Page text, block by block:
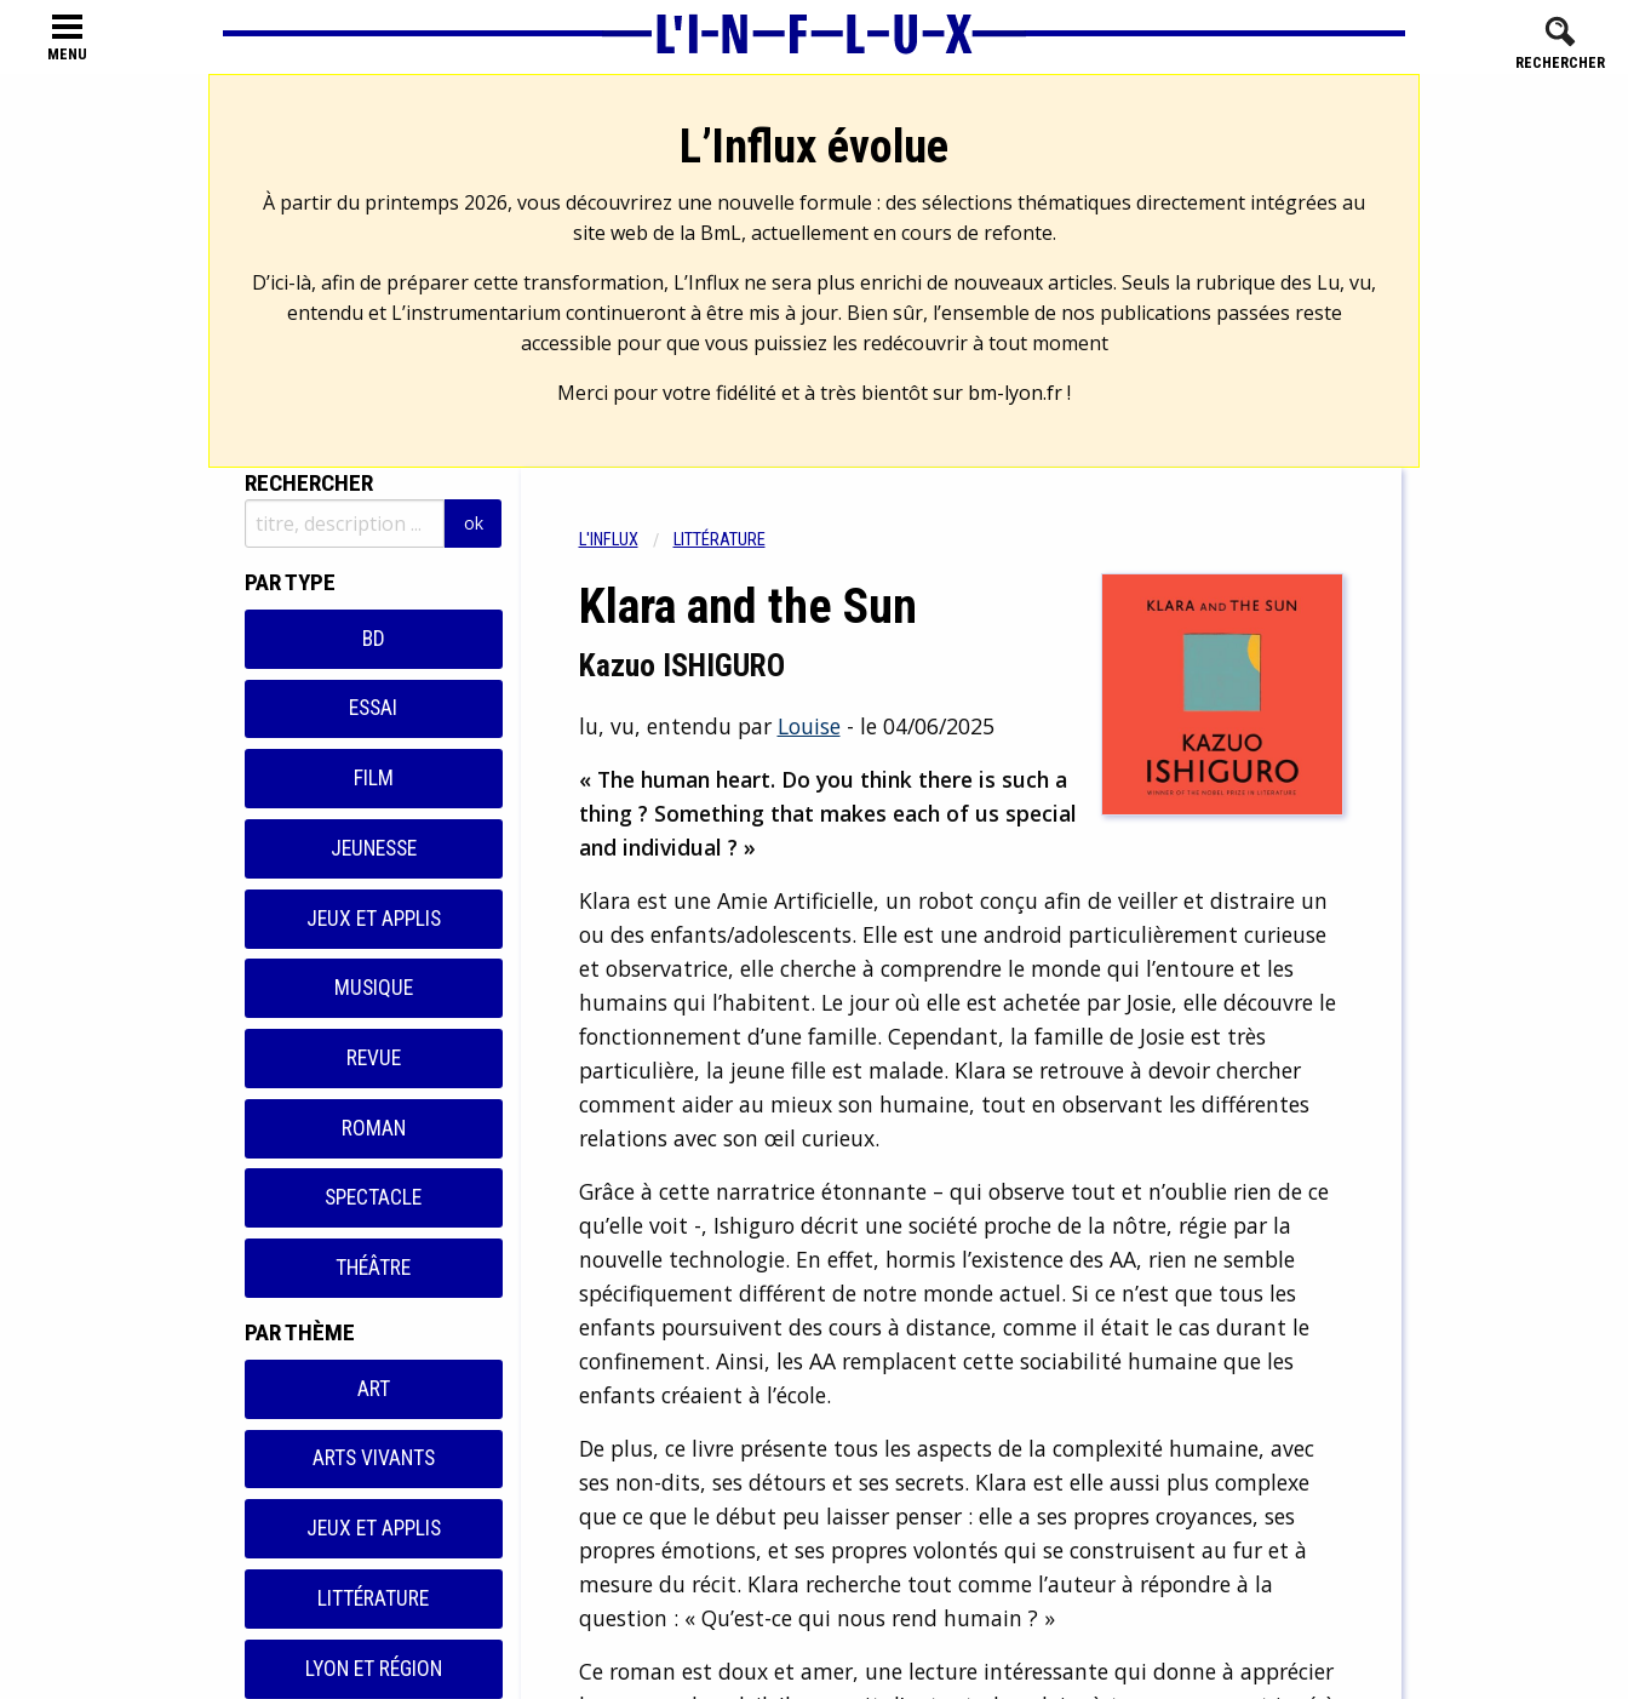
MENU RECHERCHER
L’Influx évolue
À partir du printemps 2026, vous découvrirez une nouvelle formule : des sélections thématiques directement intégrées au
site web de la BmL, actuellement en cours de refonte.
D’ici-là, afin de préparer cette transformation, L’Influx ne sera plus enrichi de nouveaux articles. Seuls la rubrique des Lu, vu,
entendu et L’instrumentarium continueront à être mis à jour. Bien sûr, l’ensemble de nos publications passées reste
accessible pour que vous puissiez les redécouvrir à tout moment
Merci pour votre fidélité et à très bientôt sur bm-lyon.fr!
RECHERCHER
PAR TYPE
BD
ESSAI
FILM
JEUNESSE
JEUX ET APPLIS
MUSIQUE
REVUE
ROMAN
SPECTACLE
THÉÂTRE
PAR THÈME
ART
ARTS VIVANTS
JEUX ET APPLIS
LITTÉRATURE
LYON ET RÉGION
L'INFLUX LITTÉRATURE
Klara and the Sun
Kazuo ISHIGURO
lu, vu, entendu par Louise- le 04/06/2025
« The human heart. Do you think there is such a
thing ? Something that makes each of us special
and individual ? »
Klara est une Amie Artificielle, un robot conçu afin de veiller et distraire un
ou des enfants/adolescents. Elle est une android particulièrement curieuse
et observatrice, elle cherche à comprendre le monde qui l’entoure et les
humains qui l’habitent. Le jour où elle est achetée par Josie, elle découvre le
fonctionnement d’une famille. Cependant, la famille de Josie est très
particulière, la jeune fille est malade. Klara se retrouve à devoir chercher
comment aider au mieux son humaine, tout en observant les différentes
relations avec son œil curieux.
Grâce à cette narratrice étonnante – qui observe tout et n’oublie rien de ce
qu’elle voit -, Ishiguro décrit une société proche de la nôtre, régie par la
nouvelle technologie. En effet, hormis l’existence des AA, rien ne semble
spécifiquement différent de notre monde actuel. Si ce n’est que tous les
enfants poursuivent des cours à distance, comme il était le cas durant le
confinement. Ainsi, les AA remplacent cette sociabilité humaine que les
enfants créaient à l’école.
De plus, ce livre présente tous les aspects de la complexité humaine, avec
ses non-dits, ses détours et ses secrets. Klara est elle aussi plus complexe
que ce que le début peu laisser penser : elle a ses propres croyances, ses
propres émotions, et ses propres volontés qui se construisent au fur et à
mesure du récit. Klara recherche tout comme l’auteur à répondre à la
question : « Qu’est-ce qui nous rend humain ? »
Ce roman est doux et amer, une lecture intéressante qui donne à apprécier